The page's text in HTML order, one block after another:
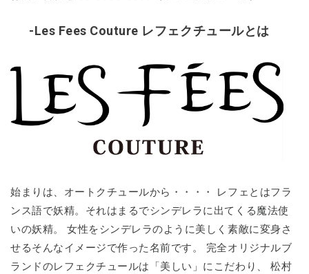
-Les Fees Couture レフェクチュールとは
始まりは、オートクチュールから・・・・ レフェとはフラ
ンス語で妖精。それはまるでシンデレラに出てくる魔法使
いの妖精。 女性をシンデレラのように美しく素敵に変身さ
せるそんなイメージで作った名前です。 完全オリジナルブ
ランドのレフェクチュールは「美しい」にこだわり、 松村